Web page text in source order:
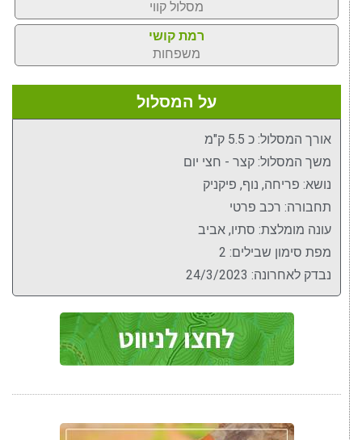
מסלול קווי
רמת קושי
משפחות
על המסלול
אורך המסלול: כ 5.5 ק"מ
משך המסלול: קצר - חצי יום
נושא: פריחה, נוף, פיקניק
תחבורה: רכב פרטי
עונה מומלצת: סתיו, אביב
מפת סימון שבילים: 2
נבדק לאחרונה: 24/3/2023